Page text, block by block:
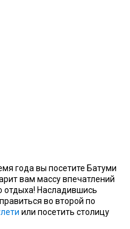
года вы посетите Батуми
вам массу впечатлений
отдыха! Насладившись
во второй по
или посетить столицу